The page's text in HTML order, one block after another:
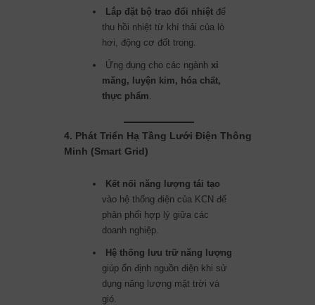
Lắp đặt bộ trao đổi nhiệt để
thu hồi nhiệt từ khí thải của lò
hơi, động cơ đốt trong.
Ứng dụng cho các ngành xi
măng, luyện kim, hóa chất,
thực phẩm
4. Phát Triển Hạ Tầng Lưới Điện Thông
Minh (Smart Grid)
Kết nối năng lượng tái tạo
vào hệ thống điện của KCN để
phân phối hợp lý giữa các
doanh nghiệp.
Hệ thống lưu trữ năng lượng
giúp ổn định nguồn điện khi sử
dụng năng lượng mặt trời và
gió.